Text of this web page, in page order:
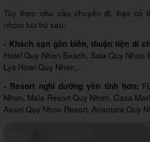
Tùy theo nhu cầu chuyến đi, bạn có
nhóm lưu trú sau:
- Khách sạn gần biển, thuận tiện di
Hotel Quy Nhon Beach, Sala Quy Nhon
Lys Hotel Quy Nhon,...
- Resort nghỉ dưỡng yên tĩnh hơn:
Nhon, Maia Resort Quy Nhơn, Casa
Avani Quy Nhon Resort, Anantara Quy